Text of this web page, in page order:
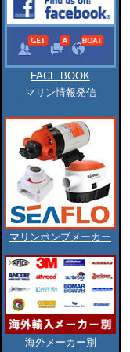
FACE BOOK
マリン情報発信
マリンポンプメーカー
海外メーカー別